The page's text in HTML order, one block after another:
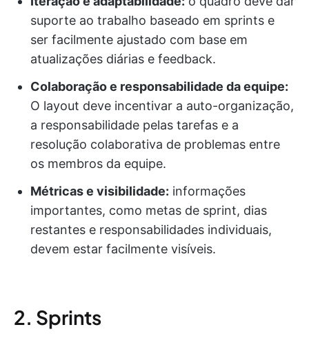
suporte ao trabalho baseado em sprints e
ser facilmente ajustado com base em
atualizações diárias e feedback.
Colaboração e responsabilidade da equipe:
O layout deve incentivar a auto-organização,
a responsabilidade pelas tarefas e a
resolução colaborativa de problemas entre
os membros da equipe.
Métricas e visibilidade: informações
importantes, como metas de sprint, dias
restantes e responsabilidades individuais,
devem estar facilmente visíveis.
2. Sprints